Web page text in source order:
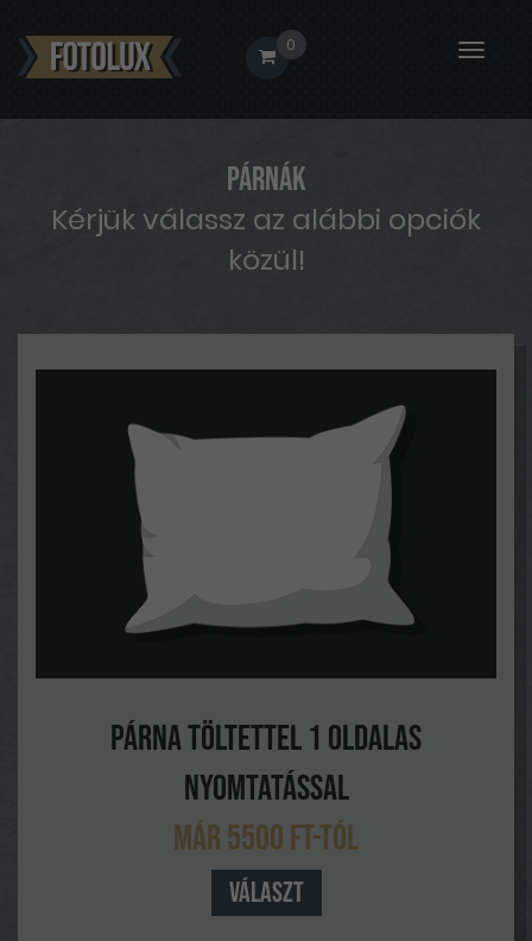
0
Toggle
Párnák
Kérjük válassz az alábbi opciók
közül!
Párna töltettel 1 oldalas
nyomtatással
Már 5500 FT-tól
Választ